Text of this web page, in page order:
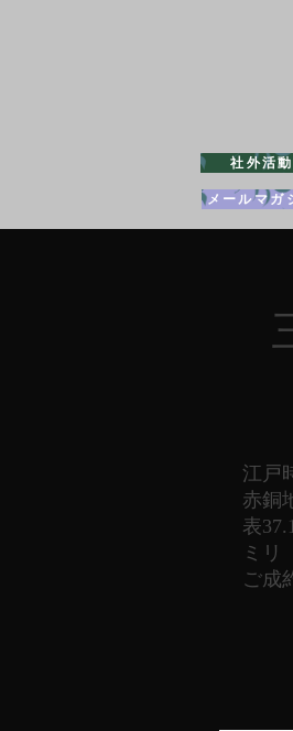
社外活動
メールマガ
江戸
赤銅
表
ミリ
ご成